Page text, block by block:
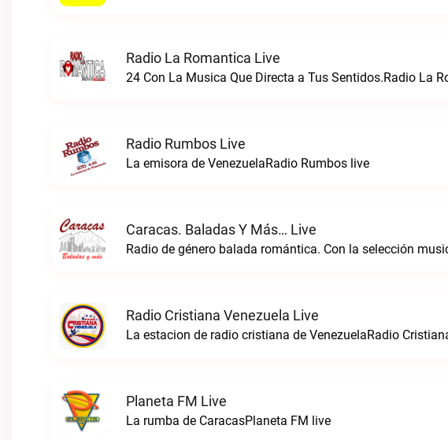
Radio La Romantica Live
Radio Rumbos Live
La emisora de VenezuelaRadio Rumbos live
Caracas. Baladas Y Más… Live
Radio Cristiana Venezuela Live
Planeta FM Live
La rumba de CaracasPlaneta FM live